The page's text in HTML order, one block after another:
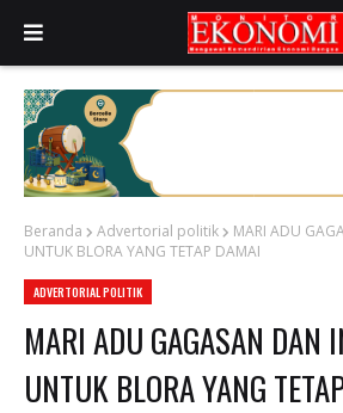
Beranda Advertorial politik
MARI ADU
UNTUK BLORA YANG TETAP DAMAI
ADVERTORIAL POLITIK
MARI ADU GAGASAN DAN
UNTUK BLORA YANG